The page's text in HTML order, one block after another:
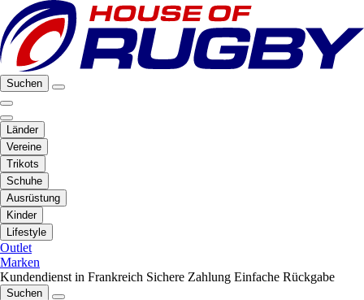
Suchen
Länder
Vereine
Trikots
Schuhe
Ausrüstung
Kinder
Lifestyle
Outlet
Marken
Kundendienst in Frankreich Sichere Zahlung Einfache Rückgabe
Suchen